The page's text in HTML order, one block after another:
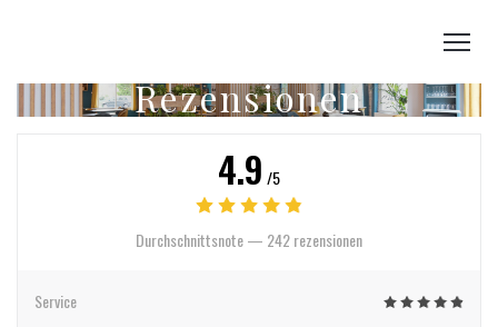
Rezensionen
4.9 /5
Durchschnittsnote — 242 rezensionen
Service